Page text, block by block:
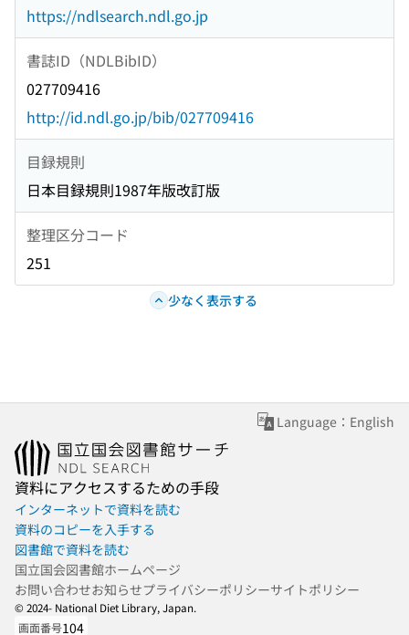
https://ndlsearch.ndl.go.jp
書誌ID（NDLBibID）
027709416
http://id.ndl.go.jp/bib/027709416
目録規則
日本目録規則1987年版改訂版
整理区分コード
251
少なく表示する
Language：English
資料にアクセスするための手段
インターネットで資料を読む
資料のコピーを入手する
図書館で資料を読む
国立国会図書館ホームページ
お問い合わせお知らせプライバシーポリシーサイトポリシー
© 2024- National Diet Library, Japan.
画面番号104